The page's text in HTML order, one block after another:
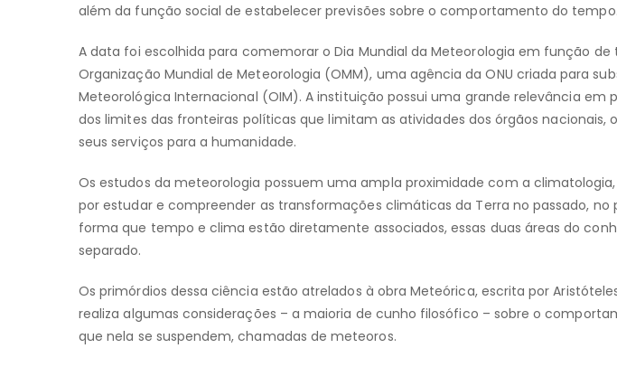
além da função social de estabelecer previsões sobre o comportamento do tempo.
A data foi escolhida para comemorar o Dia Mundial da Meteorologia em função
Organização Mundial de Meteorologia (OMM), uma agência da ONU criada para
Meteorológica Internacional (OIM). A instituição possui uma grande relevância em
dos limites das fronteiras políticas que limitam as atividades dos órgãos nacionais,
seus serviços para a humanidade.
Os estudos da meteorologia possuem uma ampla proximidade com a
por estudar e compreender as transformações climáticas da Terra no passado,
forma que tempo e clima estão diretamente associados, essas duas áreas do
separado.
Os primórdios dessa ciência estão atrelados à obra Meteórica, escrita por
realiza algumas considerações – a maioria de cunho filosófico – sobre o
que nela se suspendem, chamadas de meteoros.